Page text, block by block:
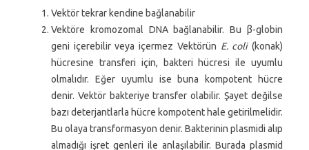
Vektör tekrar kendine bağlanabilir
Vektöre kromozomal DNA bağlanabilir. Bu β-globin
geni içerebilir veya içermez Vektörün E. coli(konak)
hücresine transferi için, bakteri hücresi ile uyumlu
olmalıdır. Eğer uyumlu ise buna kompotent hücre
denir. Vektör bakteriye transfer olabilir. Şayet değilse
bazı deterjantlarla hücre kompotent hale getirilmelidir.
Bu olaya transformasyon denir. Bakterinin plasmidi alıp
almadığı işret genleri ile anlaşılabilir. Burada plasmid